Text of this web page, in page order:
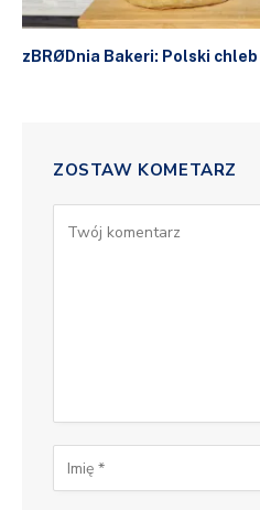
zBRØDnia Bakeri: Polski
ZOSTAW KOMETARZ